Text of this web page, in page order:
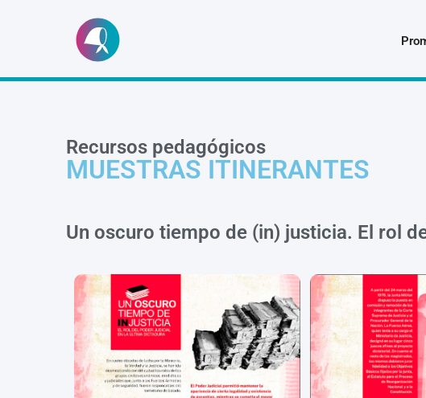
Recursos pedagógicos
MUESTRAS ITINERANTES
Un oscuro tiempo de (in) justicia. El rol